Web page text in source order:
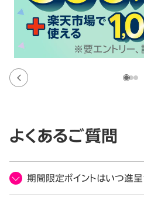
よくあるご質問
期間限定ポイントはいつ進呈